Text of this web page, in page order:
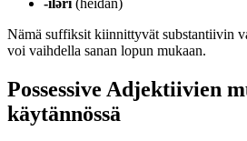
-iləri (heidän)
Nämä suffiksit kiinnittyvät substantiivin
voi vaihdella sanan lopun mukaan.
Possessive Adjektiivien
käytännössä